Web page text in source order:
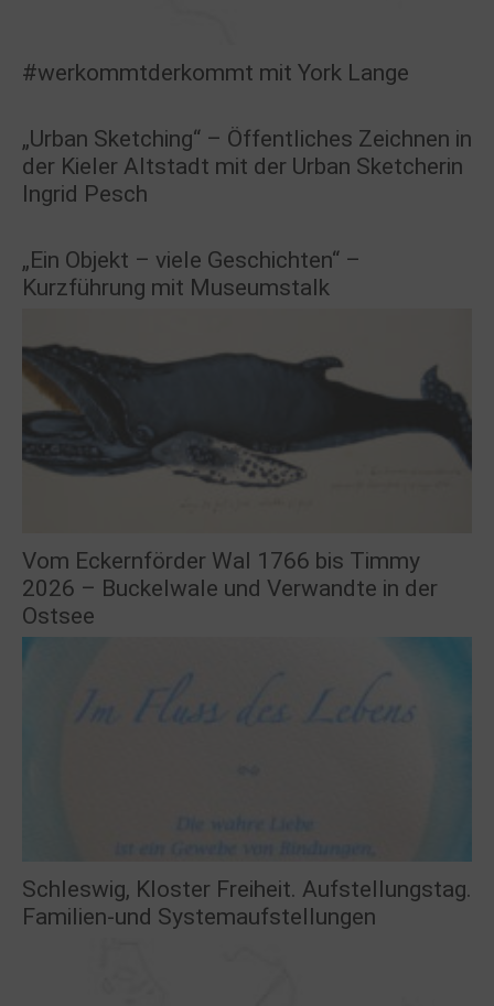
#werkommtderkommt mit York Lange
„Urban Sketching“ – Öffentliches Zeichnen in
der Kieler Altstadt mit der Urban Sketcherin
Ingrid Pesch
„Ein Objekt – viele Geschichten“ –
Kurzführung mit Museumstalk
Vom Eckernförder Wal 1766 bis Timmy
2026 – Buckelwale und Verwandte in der
Ostsee
Schleswig, Kloster Freiheit. Aufstellungstag.
Familien-und Systemaufstellungen